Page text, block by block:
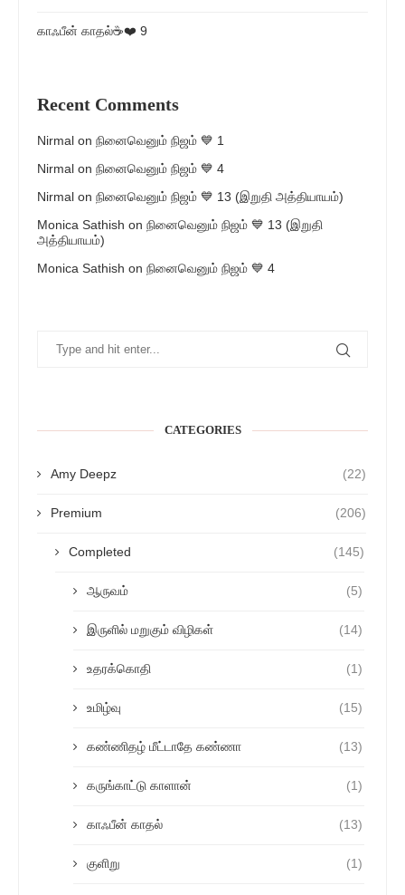
காஃபீன் காதல்☕❤️ 9
Recent Comments
Nirmal on நினைவெனும் நிஜம் 💙 1
Nirmal on நினைவெனும் நிஜம் 💙 4
Nirmal on நினைவெனும் நிஜம் 💙 13 (இறுதி அத்தியாயம்)
Monica Sathish on நினைவெனும் நிஜம் 💙 13 (இறுதி
அத்தியாயம்)
Monica Sathish on நினைவெனும் நிஜம் 💙 4
CATEGORIES
Amy Deepz (22)
Premium (206)
Completed (145)
ஆருவம் (5)
இருளில் மறுகும் விழிகள் (14)
உதரக்கொதி (1)
உமிழ்வு (15)
கண்ணிதழ் மீட்டாதே கண்ணா (13)
கருங்காட்டு காளான் (1)
காஃபீன் காதல் (13)
குளிறு (1)